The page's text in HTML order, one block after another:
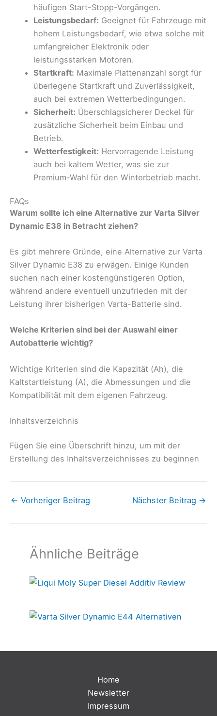
häufigen Start-Stopp-Vorgängen.
Leistungsbedarf: Geeignet für Fahrzeuge mit
hohem Leistungsbedarf, wie etwa solche mit
umfangreicher Elektronik oder
leistungsstarken Motoren.
Startkraft: Maximale Plattenanzahl sorgt für
überlegene Startkraft und Zuverlässigkeit,
auch bei extremen Wetterbedingungen.
Sicherheit: Überschlagsicherer Deckel für
zusätzliche Sicherheit beim Einbau und
Betrieb.
Wetterfestigkeit: Hervorragende Leistung
auch bei kaltem Wetter, was sie zur
Premium-Wahl für den Winterbetrieb macht.
FAQs
Warum sollte ich eine Alternative zur Varta Silver
Dynamic E38 in Betracht ziehen?
Es gibt mehrere Gründe, eine Alternative zur Varta
Silver Dynamic E38 zu erwägen. Einige Kunden
suchen nach einer kostengünstigeren Option,
während andere eventuell unzufrieden mit der
Leistung ihrer bisherigen Varta-Batterie sind.
Welche Kriterien sind bei der Auswahl einer
Autobatterie wichtig?
Wichtige Kriterien sind die Kapazität (Ah), die
Kaltstartleistung (A), die Abmessungen und die
Kompatibilität mit dem eigenen Fahrzeug.
Inhaltsverzeichnis
Fügen Sie eine Überschrift hinzu, um mit der
Erstellung des Inhaltsverzeichnisses zu beginnen
← Vorheriger Beitrag Nächster Beitrag →
Ähnliche Beiträge
Home
Newsletter
Impressum